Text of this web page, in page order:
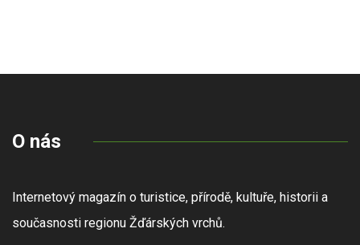
O nás
Internetový magazín o turistice, přírodě, kultuře, historii a
současnosti regionu Žďárských vrchů.